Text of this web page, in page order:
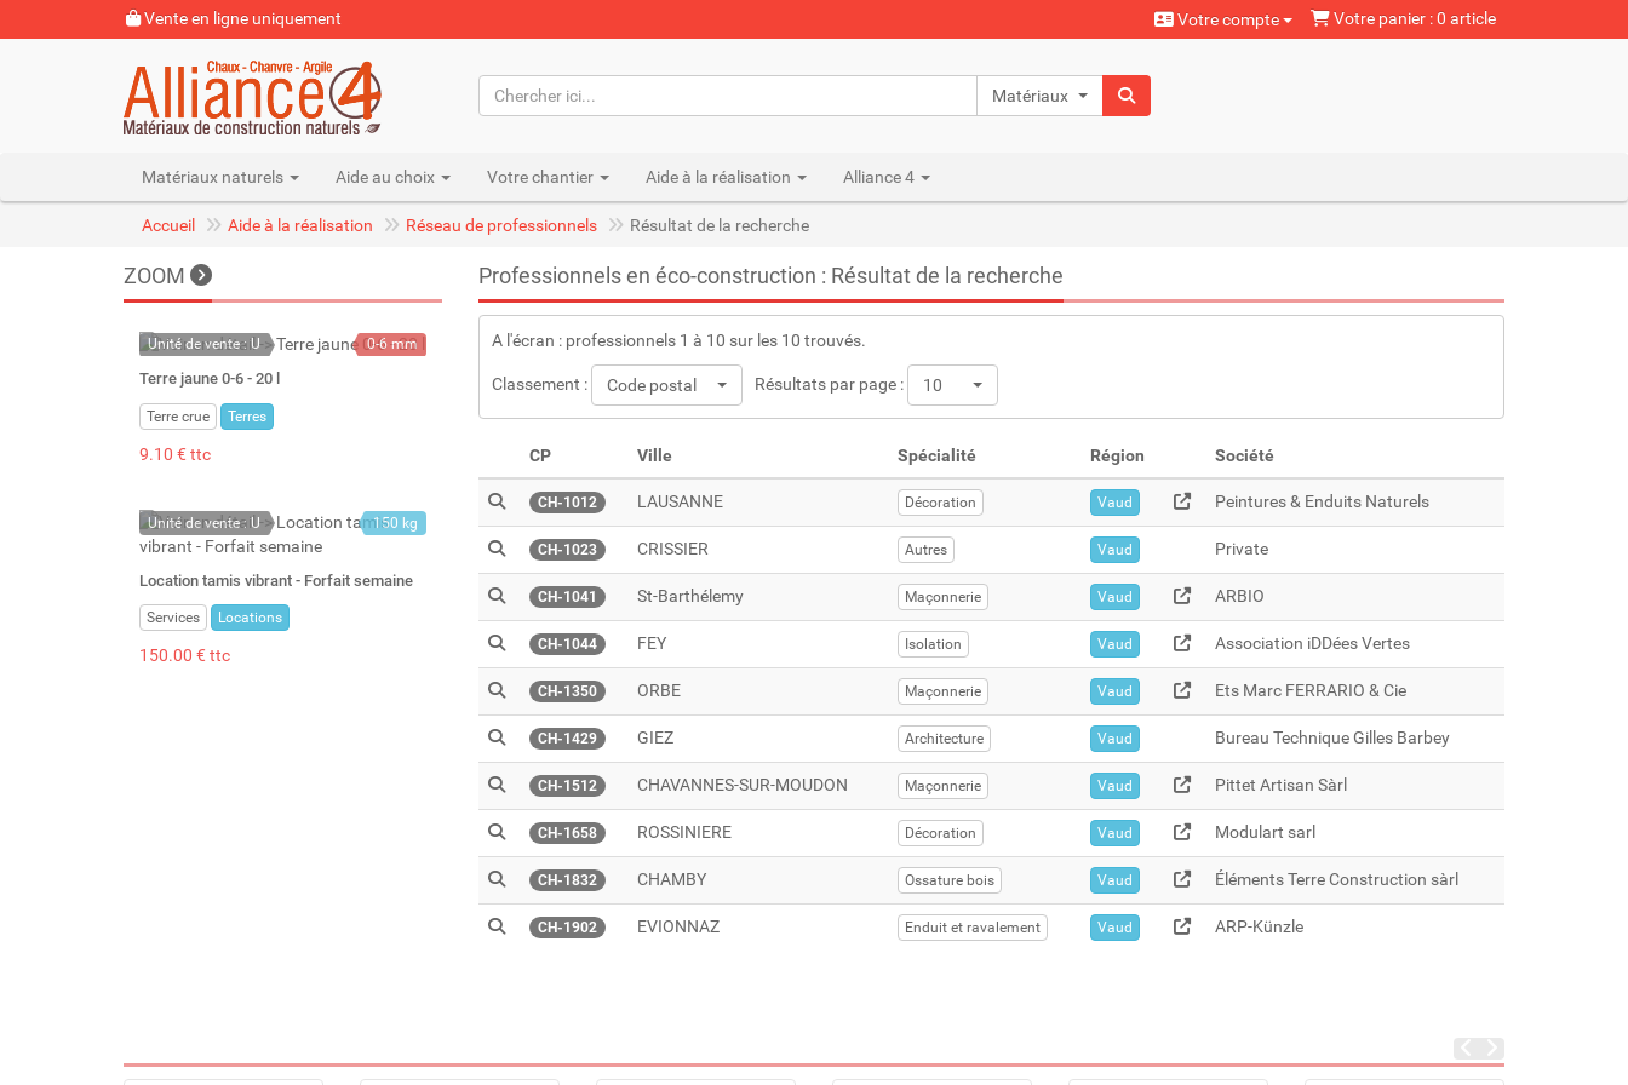
Vente en ligne uniquement Votre compte Votre panier : 0 article
Matériaux naturels
Matériaux naturels Aide au choix Votre chantier Aide à la réalisation Alliance 4
Accueil Aide à la réalisation Réseau de professionnels Résultat de la recherche
ZOOM
Unité de vente : U
0-6 mm
Terre jaune 0-6 - 20 l
Terre crue Terres
9.10 € ttc
Unité de vente : U 150 kg
Location tamis vibrant - Forfait semaine
Services Locations
150.00 € ttc
Professionnels en éco-construction : Résultat de la recherche
A l'écran : professionnels 1 à 10 sur les 10 trouvés.
Classement : Code postal Résultats par page : 10
CP Ville Spécialité Région Société
CH-1012 LAUSANNE Décoration Vaud Peintures & Enduits Naturels
CH-1023 CRISSIER Autres Vaud Private
CH-1041 St-Barthélemy Maçonnerie Vaud ARBIO
CH-1044 FEY Isolation Vaud Association iDDées Vertes
CH-1350 ORBE Maçonnerie Vaud Ets Marc FERRARIO & Cie
CH-1429 GIEZ Architecture Vaud Bureau Technique Gilles Barbey
CH-1512 CHAVANNES-SUR-MOUDON Maçonnerie Vaud Pittet Artisan Sàrl
CH-1658 ROSSINIERE Décoration Vaud Modulart sarl
CH-1832 CHAMBY Ossature bois Vaud Éléments Terre Construction sàrl
CH-1902 EVIONNAZ Enduit et ravalement Vaud ARP-Künzle